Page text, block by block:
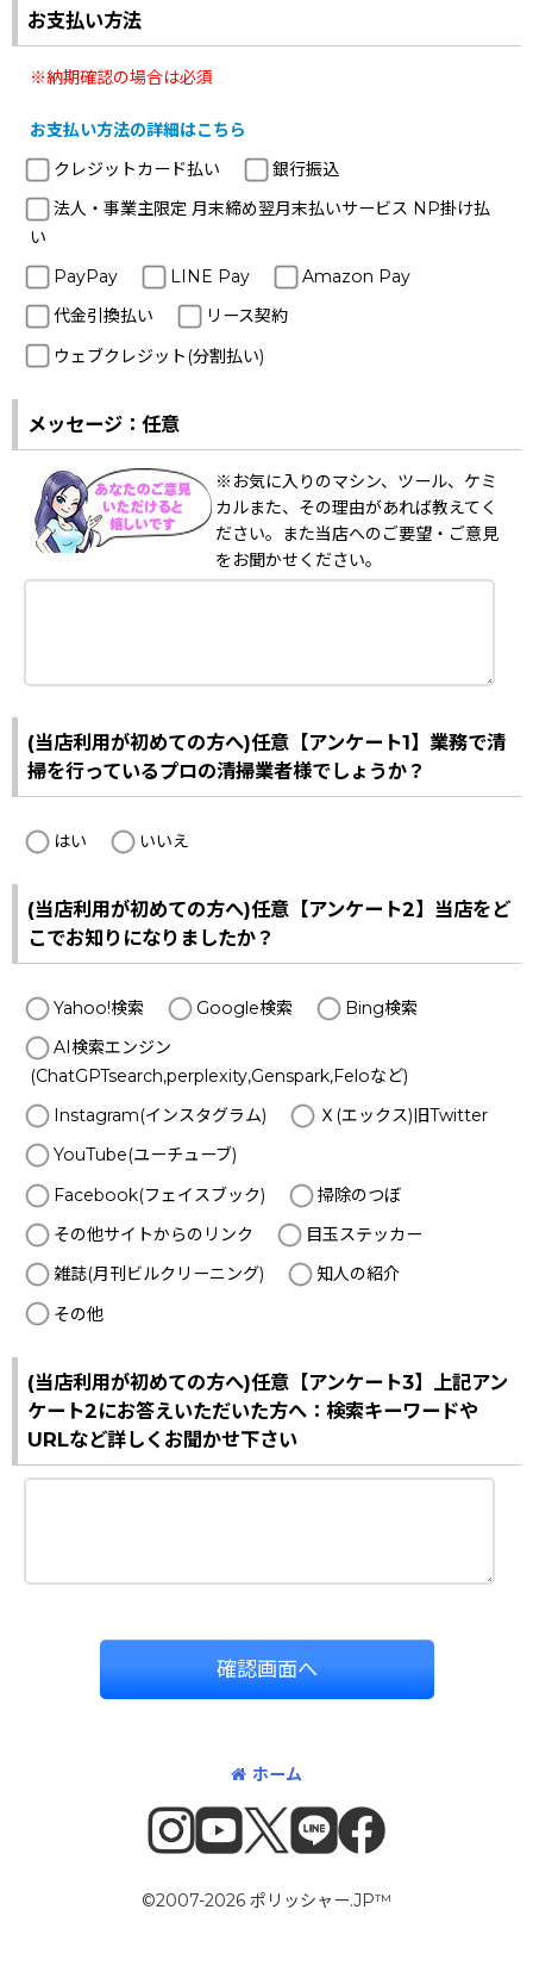
お支払い方法
※納期確認の場合は必須
お支払い方法の詳細はこちら
クレジットカード払い
銀行振込
法人・事業主限定 月末締め翌月末払いサービス NP掛け払
い
PayPay
LINE Pay
Amazon Pay
代金引換払い
リース契約
ウェブクレジット(分割払い)
メッセージ：任意
※お気に入りのマシン、ツール、ケミ
カルまた、その理由があれば教えてく
ださい。また当店へのご要望・ご意見
をお聞かせください。
(当店利用が初めての方へ)任意【アンケート1】業務で清
掃を行っているプロの清掃業者様でしょうか？
はい いいえ
(当店利用が初めての方へ)任意【アンケート2】当店をど
こでお知りになりましたか？
Yahoo!検索 Google検索
Bing検索
AI検索エンジン
(ChatGPTsearch,perplexity,Genspark,Feloなど)
Instagram(インスタグラム)
Ｘ(エックス)旧Twitter
YouTube(ユーチューブ)
Facebook(フェイスブック)
掃除のつぼ
その他サイトからのリンク
目玉ステッカー
雑誌(月刊ビルクリーニング)
知人の紹介
その他
(当店利用が初めての方へ)任意【アンケート3】上記アン
ケート2にお答えいただいた方へ：検索キーワードや
URLなど詳しくお聞かせ下さい
確認画面へ
ホーム
©2007-2026 ポリッシャー.JP™